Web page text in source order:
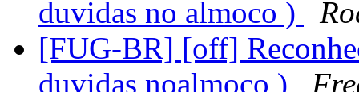
duvidas no almoco )
[FUG-BR] [off]
duvidas noalmoco )